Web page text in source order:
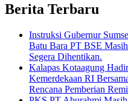
Berita Terbaru
Instruksi Gubernur
Batu Bara PT BSE
Segera Dihentikan.
Kalapas Kotaagung
Kemerdekaan RI
Rencana Pemberian